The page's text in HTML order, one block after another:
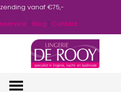
vanaf €75,-
| Blog | Contact